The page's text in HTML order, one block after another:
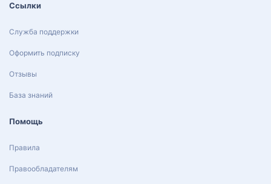
Ссылки
Служба поддержки
Оформить подписку
Отзывы
База знаний
Помощь
Правила
Правообладателям